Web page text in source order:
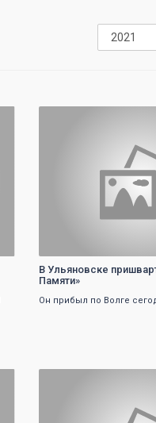
В Ульяновске
Памяти»
Он прибыл по Волге